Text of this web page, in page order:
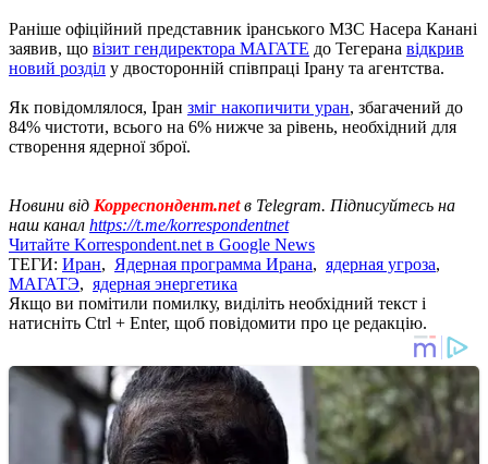
Раніше офіційний представник іранського МЗС Насера Канані
заявив, що візит гендиректора МАГАТЕ до Тегерана відкрив
новий розділ у двосторонній співпраці Ірану та агентства.
Як повідомлялося, Іран зміг накопичити уран, збагачений до
84% чистоти, всього на 6% нижче за рівень, необхідний для
створення ядерної зброї.
Новини від Корреспондент.netв Telegram. Підписуйтесь на
наш канал https://t.me/korrespondentnet
Читайте Korrespondent.net в Google News
ТЕГИ: Иран, Ядерная программа Ирана, ядерная угроза,
МАГАТЭ, ядерная энергетика
Якщо ви помітили помилку, виділіть необхідний текст і
натисніть Ctrl + Enter, щоб повідомити про це редакцію.